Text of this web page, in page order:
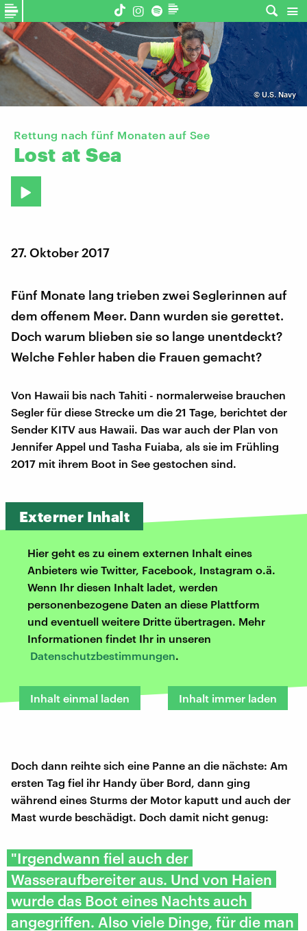
© U.S. Navy
Rettung nach fünf Monaten auf See
Lost at Sea
27. Oktober 2017
Fünf Monate lang trieben zwei Seglerinnen auf
dem offenem Meer. Dann wurden sie gerettet.
Doch warum blieben sie so lange unentdeckt?
Welche Fehler haben die Frauen gemacht?
Von Hawaii bis nach Tahiti - normalerweise brauchen
Segler für diese Strecke um die 21 Tage, berichtet der
Sender KITV aus Hawaii. Das war auch der Plan von
Jennifer Appel und Tasha Fuiaba, als sie im Frühling
2017 mit ihrem Boot in See gestochen sind.
Externer Inhalt
Hier geht es zu einem externen Inhalt eines
Anbieters wie Twitter, Facebook, Instagram o.ä.
Wenn Ihr diesen Inhalt ladet, werden
personenbezogene Daten an diese Plattform
und eventuell weitere Dritte übertragen. Mehr
Informationen findet Ihr in unseren
Datenschutzbestimmungen.
Inhalt einmal laden Inhalt immer laden
Doch dann reihte sich eine Panne an die nächste: Am
ersten Tag fiel ihr Handy über Bord, dann ging
während eines Sturms der Motor kaputt und auch der
Mast wurde beschädigt. Doch damit nicht genug:
"Irgendwann fiel auch der
Wasseraufbereiter aus. Und von Haien
wurde das Boot eines Nachts auch
angegriffen. Also viele Dinge, für die man